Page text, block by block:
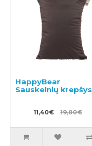
HappyBear
Sauskelnių krepšys
11,40€ 19,00€